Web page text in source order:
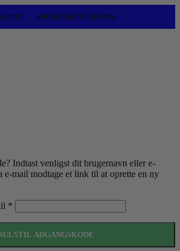
⋅ PRODUCERET I EUROPA
Indtast venligst dit brugernavn eller e-
e-mail modtage et link til at oprette en ny
*
ADGANGSKODE